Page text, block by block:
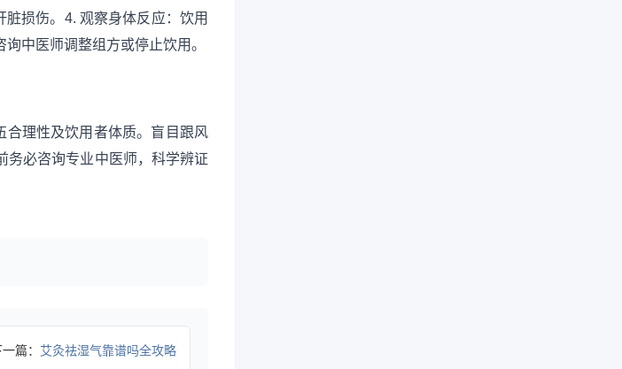
损伤。4. 观察身体反应：饮用
中医师调整组方或停止饮用。
合理性及饮用者体质。盲目跟风
务必咨询专业中医师，科学辨证
篇： 艾灸祛湿气靠谱吗全攻略